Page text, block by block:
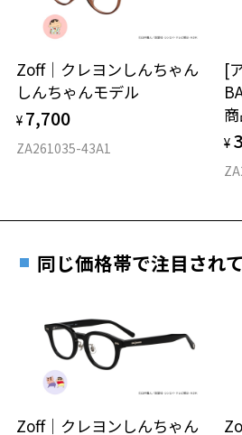
●本製品はラバーを使用しております。長
ついたまま保管されますと加水分解を起
してください。
●保管の際は、皮脂・汗等の水分等をし
高温多湿の場所を避けて保管して下さい。
●フィット感を維持し快適にご使用いただ
は専用ケースにて保管して下さい。
●濃色製品との密着・摩擦等により、色移
仕上がり寸法
D 仕上がりの横幅：約145mm
21.8g
※着脱式サングラス：デモレンズ、アタッチメン
タイプ
延長されません。
安心2 視力測定無料
視力の変化を早めに発見するた
力測定をおすすめいたします。
安心3 かかり具合調整無料
す。
＜メガネの度数情報がわからない方へ＞
オンラインストアでフレームのみ購
実店舗で度付きにできます
ご購入時に「レンズ交換券」をお選
度数を測定のうえ、度付きレンズ（
お近くのZoff実店舗にて度数を測定
その際は記入用紙をダウンロードし
Zoff｜クレヨンしんちゃん
しんちゃんモデル
¥ 7,700
ZA261035-43A1
[
¥
同じ価格帯で注目され
Zoff｜クレヨンしんちゃん